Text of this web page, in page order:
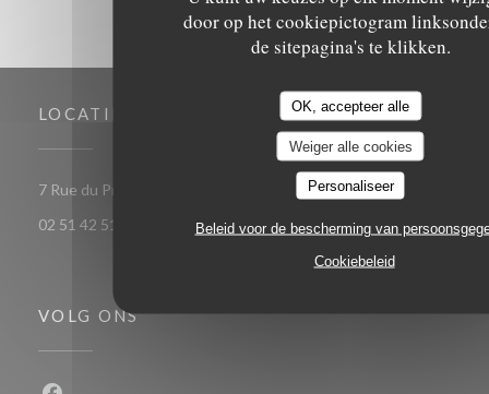
door op het cookiepictogram
de sitepagina's te klikken.
OK, accepteer alle
Weiger alle cookies
Personaliseer
Beleid voor de bescherming van
Cookiebeleid
LOCATIE
7 Rue du Président de Gaulle 85000 LA ROCHE SUR YON
02 51 42 51 49
VOLG ONS